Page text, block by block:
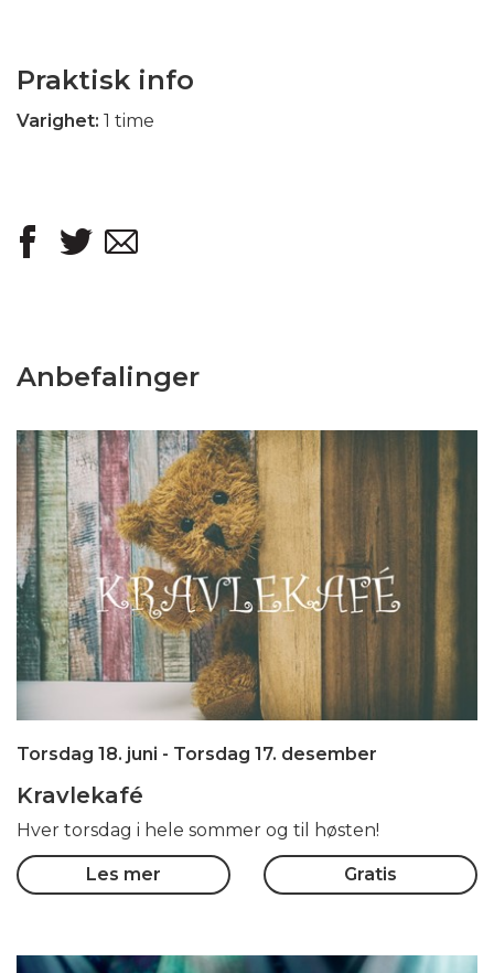
Praktisk info
Varighet: 1 time
Anbefalinger
Torsdag 18. juni - Torsdag 17. desember
Kravlekafé
Hver torsdag i hele sommer og til høsten!
Les mer Gratis